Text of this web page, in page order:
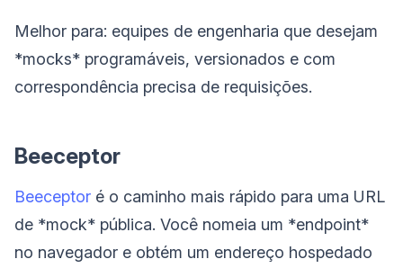
Melhor para: equipes de engenharia que desejam
*mocks* programáveis, versionados e com
correspondência precisa de requisições.
Beeceptor
Beeceptor é o caminho mais rápido para uma URL
de *mock* pública. Você nomeia um *endpoint*
no navegador e obtém um endereço hospedado